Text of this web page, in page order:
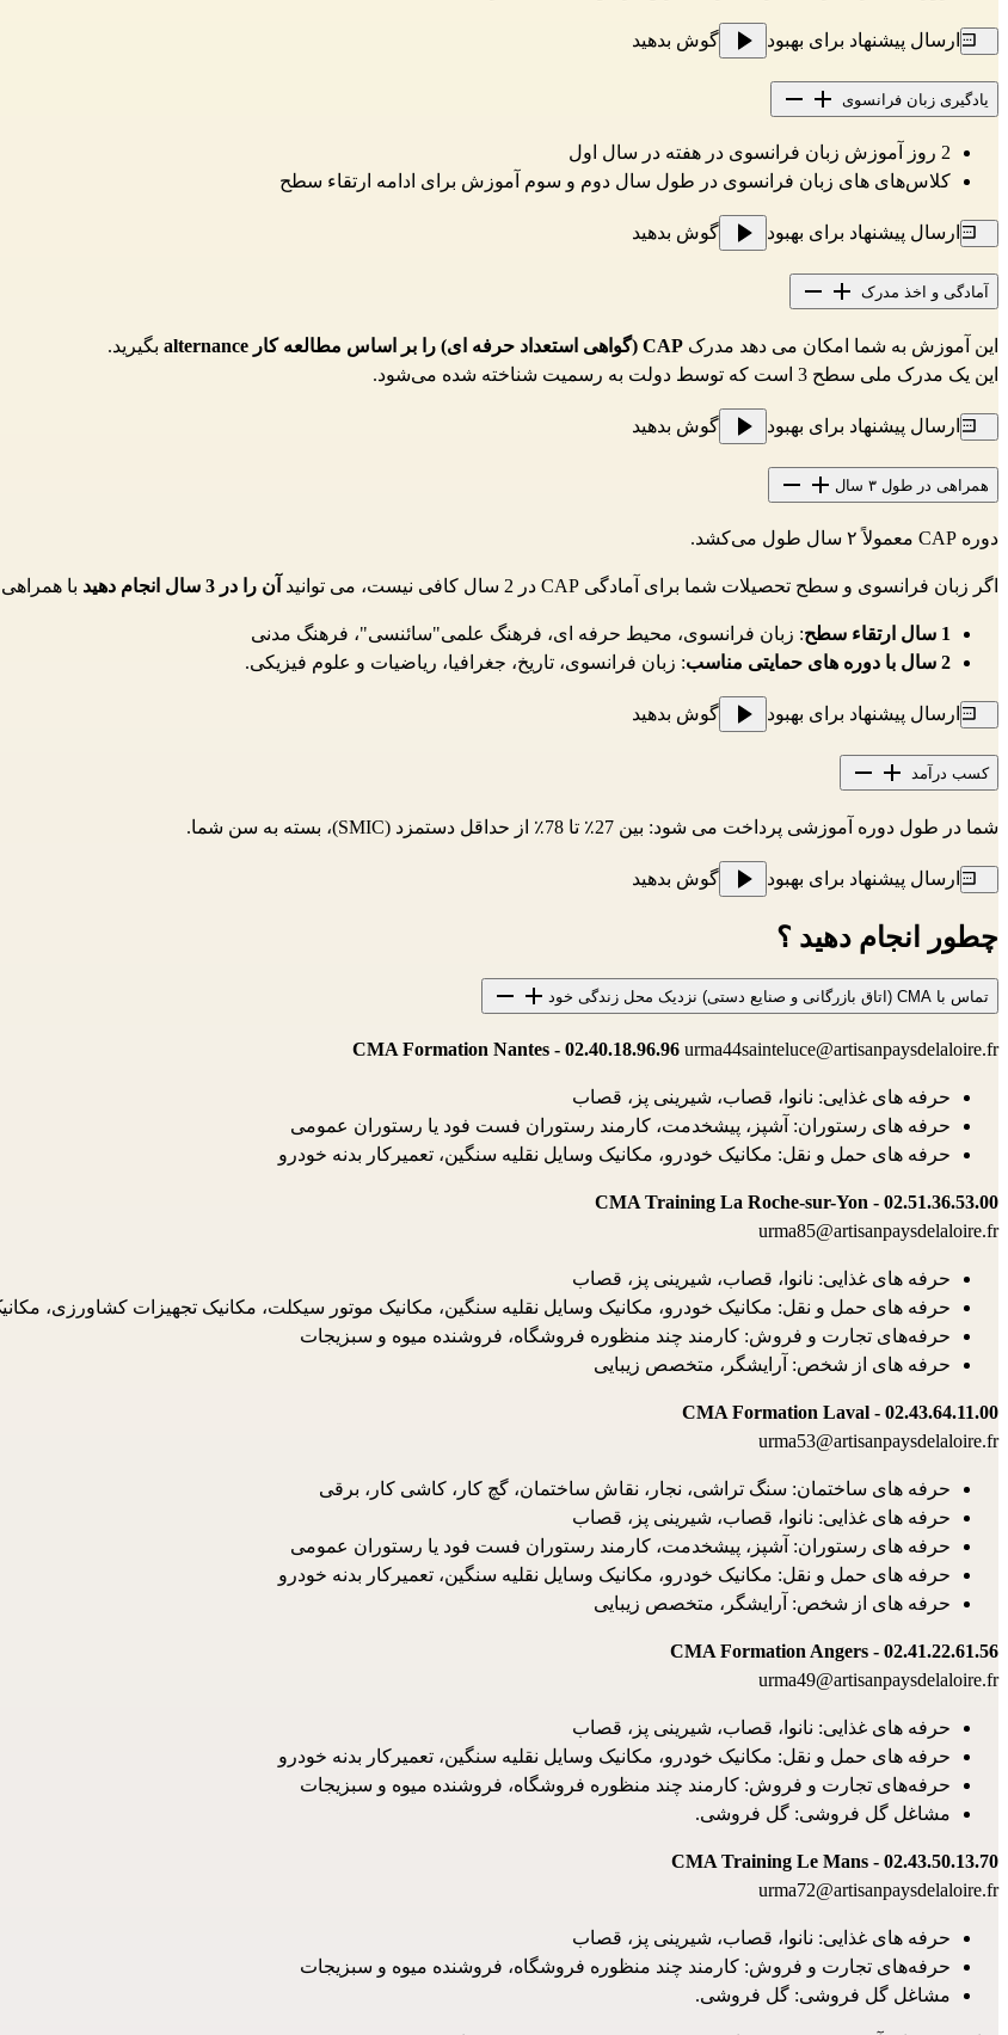
ارسال پیشنهاد برای بهبود گوش بدهید
یادگیری زبان فرانسوی
2 روز آموزش زبان فرانسوی در هفته در سال اول
کلاس‌های های زبان فرانسوی در طول سال دوم و سوم آموزش برای ادامه ارتقاء سطح
ارسال پیشنهاد برای بهبود گوش بدهید
آمادگی و اخذ مدرک
این آموزش به شما امکان می دهد مدرک CAP (گواهی استعداد حرفه ای) را بر اساس مطالعه کار alternance
بگیرید.
این یک مدرک ملی سطح 3 است که توسط دولت به رسمیت شناخته شده می‌شود.
ارسال پیشنهاد برای بهبود گوش بدهید
همراهی در طول ۳ سال
دوره CAP معمولاً ۲ سال طول می‌کشد.
اگر زبان فرانسوی و سطح تحصیلات شما برای آمادگی CAP در 2 سال کافی نیست، می توانید آن را در 3 سال انجام دهید با
1 سال ارتقاء سطح: زبان فرانسوی، محیط حرفه ای، فرهنگ علمی"سائنسی"، فرهنگ مدنی
2 سال با دوره های حمایتی مناسب
: زبان فرانسوی، تاریخ، جغرافیا، ریاضیات و علوم فیزیکی.
ارسال پیشنهاد برای بهبود گوش بدهید
کسب درآمد
شما در طول دوره آموزشی پرداخت می شود: بین 27٪ تا 78٪ از حداقل دستمزد (SMIC) ، بسته به سن شما.
ارسال پیشنهاد برای بهبود گوش بدهید
چطور انجام دهید ؟
تماس با CMA (اتاق بازرگانی و صنایع دستی) نزدیک محل زندگی خود
CMA Formation Nantes - 02.40.18.96.96 urma44sainteluce@artisanpaysdelaloire.fr
حرفه های غذایی: نانوا، قصاب، شیرینی پز، قصاب
حرفه های رستوران: آشپز، پیشخدمت، کارمند رستوران فست فود یا رستوران عمومی
حرفه های حمل و نقل: مکانیک خودرو، مکانیک وسایل نقلیه سنگین، تعمیرکار بدنه خودرو
CMA Training La Roche-sur-Yon - 02.51.36.53.00
urma85@artisanpaysdelaloire.fr
حرفه های غذایی: نانوا، قصاب، شیرینی پز، قصاب
حرفه های حمل و نقل: مکانیک خودرو، مکانیک وسایل نقلیه سنگین، مکانیک موتور سیکلت، مکانیک تجهیزات کشاورزی،
حرفه‌های تجارت و فروش: کارمند چند منظوره فروشگاه، فروشنده میوه و سبزیجات
حرفه های از شخص: آرایشگر، متخصص زیبایی
CMA Formation Laval - 02.43.64.11.00
urma53@artisanpaysdelaloire.fr
حرفه های ساختمان: سنگ تراشی، نجار، نقاش ساختمان، گچ کار، کاشی کار، برقی
حرفه های غذایی: نانوا، قصاب، شیرینی پز، قصاب
حرفه های رستوران: آشپز، پیشخدمت، کارمند رستوران فست فود یا رستوران عمومی
حرفه های حمل و نقل: مکانیک خودرو، مکانیک وسایل نقلیه سنگین، تعمیرکار بدنه خودرو
حرفه های از شخص: آرایشگر، متخصص زیبایی
CMA Formation Angers - 02.41.22.61.56
urma49@artisanpaysdelaloire.fr
حرفه های غذایی: نانوا، قصاب، شیرینی پز، قصاب
حرفه های حمل و نقل: مکانیک خودرو، مکانیک وسایل نقلیه سنگین، تعمیرکار بدنه خودرو
حرفه‌های تجارت و فروش: کارمند چند منظوره فروشگاه، فروشنده میوه و سبزیجات
مشاغل گل فروشی: گل فروشی.
CMA Training Le Mans - 02.43.50.13.70
urma72@artisanpaysdelaloire.fr
حرفه های غذایی: نانوا، قصاب، شیرینی پز، قصاب
حرفه‌های تجارت و فروش: کارمند چند منظوره فروشگاه، فروشنده میوه و سبزیجات
مشاغل گل فروشی: گل فروشی.